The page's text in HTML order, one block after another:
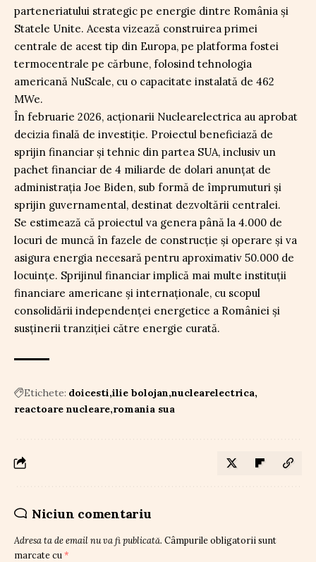
parteneriatului strategic pe energie dintre România și
Statele Unite. Acesta vizează construirea primei
centrale de acest tip din Europa, pe platforma fostei
termocentrale pe cărbune, folosind tehnologia
americană NuScale, cu o capacitate instalată de 462
MWe.
În februarie 2026, acționarii Nuclearelectrica au aprobat
decizia finală de investiție. Proiectul beneficiază de
sprijin financiar și tehnic din partea SUA, inclusiv un
pachet financiar de 4 miliarde de dolari anunțat de
administrația Joe Biden, sub formă de împrumuturi și
sprijin guvernamental, destinat dezvoltării centralei.
Se estimează că proiectul va genera până la 4.000 de
locuri de muncă în fazele de construcție și operare și va
asigura energia necesară pentru aproximativ 50.000 de
locuințe. Sprijinul financiar implică mai multe instituții
financiare americane și internaționale, cu scopul
consolidării independenței energetice a României și
susținerii tranziției către energie curată.
Etichete: doicesti ilie bolojan nuclearelectrica
reactoare nucleare romania sua
Niciun comentariu
Adresa ta de email nu va fi publicată. Câmpurile obligatorii sunt
marcate cu *